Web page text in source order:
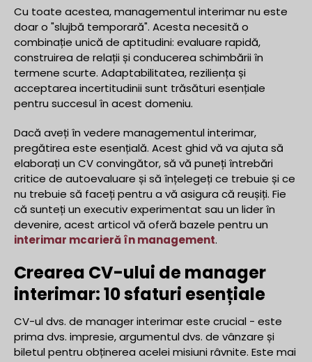
Cu toate acestea, managementul interimar nu este
doar o "slujbă temporară". Acesta necesită o
combinație unică de aptitudini: evaluare rapidă,
construirea de relații și conducerea schimbării în
termene scurte. Adaptabilitatea, reziliența și
acceptarea incertitudinii sunt trăsături esențiale
pentru succesul în acest domeniu.
Dacă aveți în vedere managementul interimar,
pregătirea este esențială. Acest ghid vă va ajuta să
elaborați un CV convingător, să vă puneți întrebări
critice de autoevaluare și să înțelegeți ce trebuie și ce
nu trebuie să faceți pentru a vă asigura că reușiți. Fie
că sunteți un executiv experimentat sau un lider în
devenire, acest articol vă oferă bazele pentru un
interimar mcarieră în management.
Crearea CV-ului de manager
interimar: 10 sfaturi esențiale
CV-ul dvs. de manager interimar este crucial - este
prima dvs. impresie, argumentul dvs. de vânzare și
biletul pentru obținerea acelei misiuni râvnite. Este mai